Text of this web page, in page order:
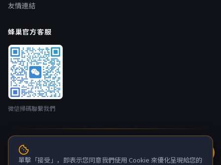
友情連結
蜂巢官方客服
微信掃碼聯繫我們
© 2026 蜂巢雲端 nestbox.top · 開發者：廣州蛂俠網路技術有限
公司 版權所有
單擊「接受」，即表示您同意我們使用 Cookie 來優化呈現給您的